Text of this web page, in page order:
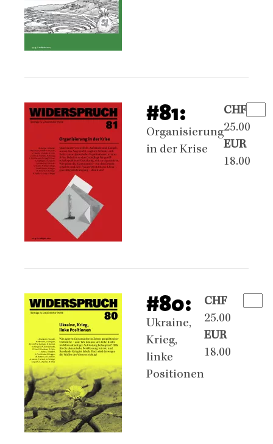
#81:
Organisierung
in der Krise
CHF
25.00
EUR
18.00
#80:
Ukraine,
Krieg,
linke
Positionen
CHF
25.00
EUR
18.00